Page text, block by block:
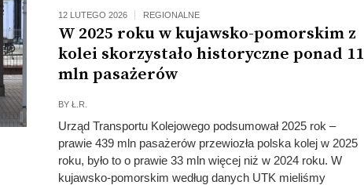
12 LUTEGO 2026 REGIONALNE
W 2025 roku w kujawsko-pomorskim z
kolei skorzystało historyczne ponad 11
mln pasażerów
BY Ł.R.
Urząd Transportu Kolejowego podsumował 2025 rok –
prawie 439 mln pasażerów przewiozła polska kolej w 2025
roku, było to o prawie 33 mln więcej niż w 2024 roku. W
kujawsko-pomorskim według danych UTK mieliśmy